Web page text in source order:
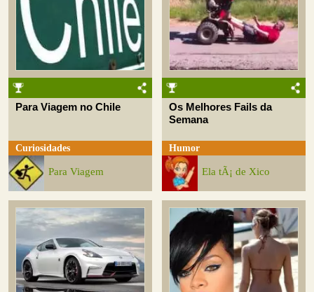
Para Viagem no Chile
Curiosidades
Para Viagem
Os Melhores Fails da
Semana
Humor
Ela tÃ¡ de Xico